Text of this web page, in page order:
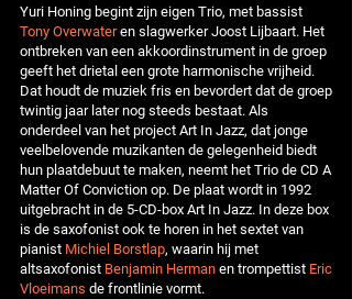
Yuri Honing begint zijn eigen Trio, met bassist
Tony Overwateren slagwerker Joost Lijbaart. Het
ontbreken van een akkoordinstrument in de groep
geeft het drietal een grote harmonische vrijheid.
Dat houdt de muziek fris en bevordert dat de groep
twintig jaar later nog steeds bestaat. Als
onderdeel van het project Art In Jazz, dat jonge
veelbelovende muzikanten de gelegenheid biedt
hun plaatdebuut te maken, neemt het Trio de CD A
Matter Of Conviction op. De plaat wordt in 1992
uitgebracht in de 5-CD-box Art In Jazz. In deze box
is de saxofonist ook te horen in het sextet van
pianist Michiel Borstlap, waarin hij met
altsaxofonist Benjamin Hermanen trompettist Eric
Vloeimans de frontlinie vormt.